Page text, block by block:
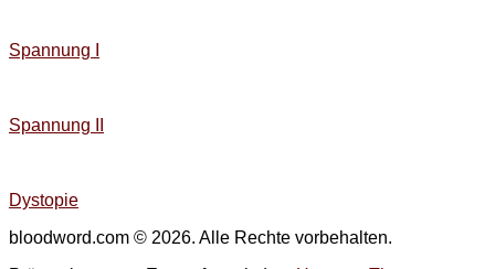
Spannung I
Spannung II
Dystopie
bloodword.com © 2026. Alle Rechte vorbehalten.